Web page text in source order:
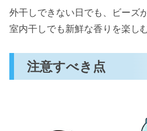
外干しできない日でも、ビーズ
室内干しでも新鮮な香りを楽し
注意すべき点